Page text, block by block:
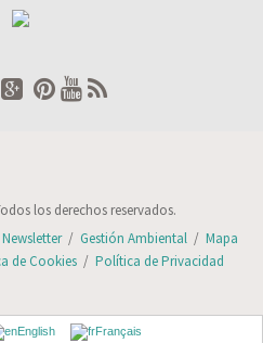
los derechos reservados.
Newsletter/ Gestión Ambiental/ Mapa
de Cookies / Política de Privacidad
English Français